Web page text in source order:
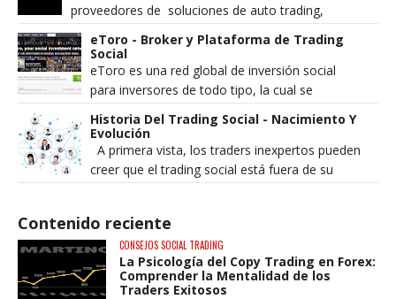
proveedores de soluciones de auto trading,
Tradency no actúa como broker y es ...
eToro - Broker y Plataforma de Trading
Social
eToro es una red global de inversión social
para inversores de todo tipo, la cual se
especializa en divisas (Forex), materias pri...
Historia Del Trading Social - Nacimiento Y
Evolución
A primera vista, los traders inexpertos pueden
creer que el trading social está fuera de su
alcance y que solo los traders profesionales p...
Contenido reciente
CONSEJOS SOCIAL TRADING
La Psicología del Copy Trading en Forex:
Comprender la Mentalidad de los
Traders Exitosos